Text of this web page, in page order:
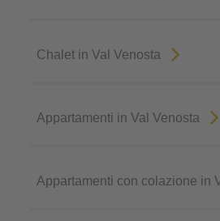
Chalet in Val Venosta
Appartamenti in Val Venosta
Appartamenti con colazione in